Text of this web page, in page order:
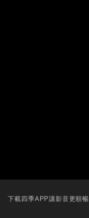
下載四季APP讓影音更順暢